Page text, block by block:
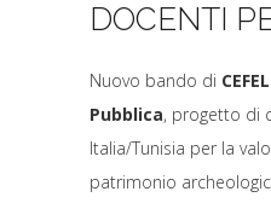
DOCENTI
Nuovo bando di
Pubblica, progetto di
Italia/Tunisia per la
patrimonio